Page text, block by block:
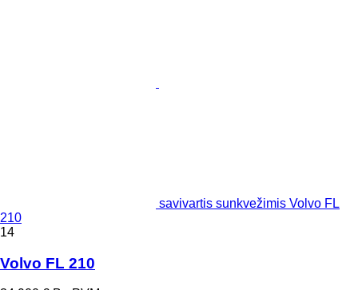
savivartis sunkvežimis Volvo FL
210
14
Volvo FL 210